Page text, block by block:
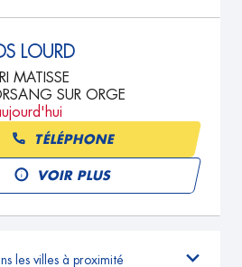
LOURD
MATISSE
SUR ORGE
TÉLÉPHONE
VOIR PLUS
les villes à proximité